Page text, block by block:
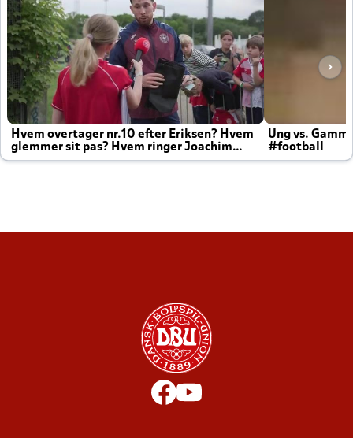
Hvem overtager nr.10 efter Eriksen? Hvem
glemmer sit pas? Hvem ringer Joachim
altid til efter kampe?
Ung vs.
#football